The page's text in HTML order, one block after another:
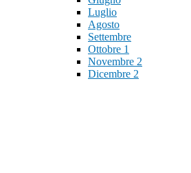
Luglio
Agosto
Settembre
Ottobre 1
Novembre 2
Dicembre 2